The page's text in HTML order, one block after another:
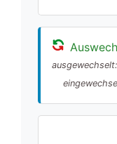
ausgewechselt: